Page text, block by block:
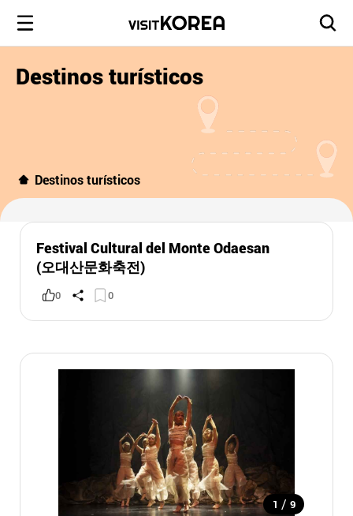
Destinos turísticos
Destinos turísticos
Festival Cultural del Monte Odaesan
(오대산문화축전)
0 0
1 / 9